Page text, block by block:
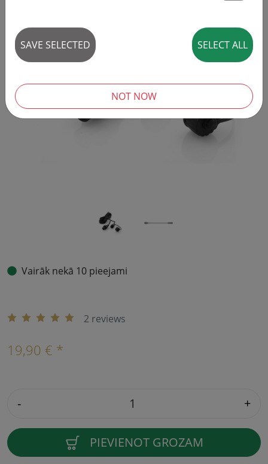
Vairāk nekā 10 pieejami
2 reviews
19,90 € *
- +
PIEVIENOT GROZAM
SAVE SELECTED SELECT ALL
NOT NOW